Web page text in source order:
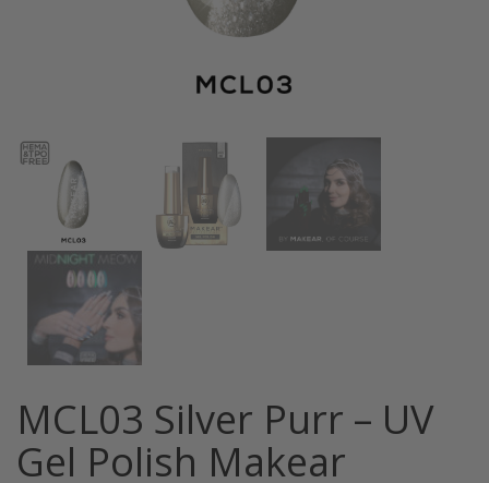
MCL03 Silver Purr – UV
Gel Polish Makear